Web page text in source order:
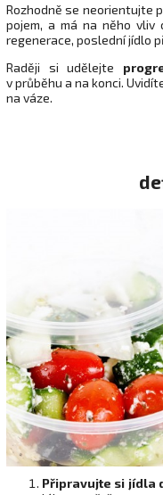
Rozhodně se neorientujte
pojem, a má na něho
regenerace, poslední jídlo
Raději si udělejte
v průběhu a na konci.
na váze.
Připravujte si jídla